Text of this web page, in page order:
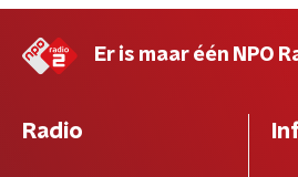
Er is maar één NPO
Radio